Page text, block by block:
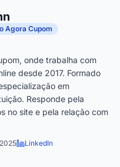
Agora Cupom
onde trabalha com
desde 2017. Formado
em
Responde pela
no site e pela relação com
LinkedIn